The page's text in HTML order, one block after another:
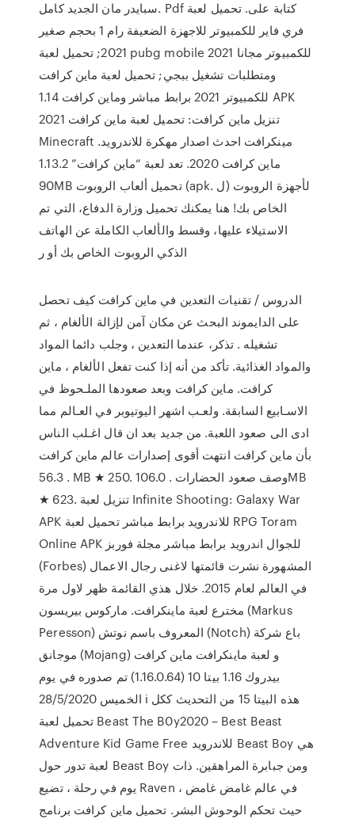
سبايدر مان الجديد كامل. Pdf كتابة على. تحميل لعبة
فري فاير للكمبيوتر للاجهزة الضعيفة رام 1 بحجم صغير
2021; تحميل لعبة pubg mobile للكمبيوتر مجانا 2021
ومتطلبات تشغيل ببجي; تحميل لعبة ماين كرافت
للكمبيوتر 2021 برابط مباشر وماين كرافت 1.14 APK
تنزيل ماين كرافت: تحميل لعبة ماين كرافت 2021
Minecraft مينكرافت احدث اصدار مهكرة للاندرويد.
ماين كرافت 2020. تعد لعبة “ماين كرافت” 1.13.2
90MB تحميل ألعاب الروبوت (apk. ل) لأجهزة الروبوت
الخاص بك! هنا يمكنك تحميل وزارة الدفاع، التي تم
الاستيلاء عليها، وقسط والألعاب الكاملة عن الهاتف
الذكي الروبوت الخاص بك أو ر
الدروس / تقنيات التعدين في ماين كرافت كيف تحصل
على الدايموند البحث عن مكان آمن لإزالة الألغام ، ثم
تشغيله . تذكر، عندما التعدين ، وجلب دائما المواد
والمواد الغذائية. تأكد من أنه إذا كنت تفعل الألغام ، ماين
كرافت. ماين كرافت وبعد صعودها الملـحوظ في
الاسـابيع السابقة. ولعـب اشهر اليوتيوبر في العـالم مما
ادى الى صعود اللعبة. من جديد بعد ان قال اغـلب الناس
بأن ماين كرافت انتهت أقوى إصدارات عالم ماين كرافت
. 56.3 MB ★ 250. وصف صعود الحضارات . 106.0MB
★ 623. تنزيل لعبة Infinite Shooting: Galaxy War
APK للاندرويد برابط مباشر تحميل لعبة RPG Toram
Online APK للجوال اندرويد برابط مباشر مجلة فوربز
(Forbes) المشهورة نشرت قائمتها لاغنى رجال الاعمال
في العالم لعام 2015. خلال هذي القائمة ظهر لاول مرة
مخترع لعبة ماينكرافت. ماركوس بيريسون (Markus
Peresson) المعروف باسم نوتش (Notch) باع شركة
موجانق (Mojang) و لعبة ماينكرافت ماين كرافت
بيدروك 1.16 بيتا 10 (1.16.0.64) تم صدوره في يوم
الخميس 28/5/2020 ℹ هذه البيتا 15 من التحديث ككل
تحميل لعبة Beast The B0y2020 – Best Beast
Adventure Kid Game Free للاندرويد Beast Boy هي
لعبة تدور حول Beast Boy ومن جبابرة المراهقين. ذات
يوم في رحلة ، تضيع Raven في عالم غامض غامض ،
حيث تحكم الوحوش البشر. تحميل ماين كرافت برنامج